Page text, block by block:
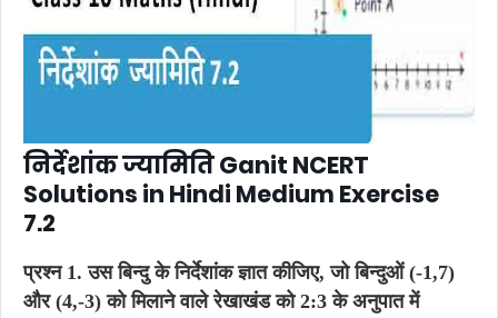
निर्देशांक ज्यामिति Ganit NCERT
Solutions in Hindi Medium Exercise
7.2
प्रश्न 1.उस बिन्दु के निर्देशांक ज्ञात कीजिए, जो बिन्दुओं (-1,7)
और (4,-3) को मिलाने वाले रेखाखंड को 2:3 के अनुपात में